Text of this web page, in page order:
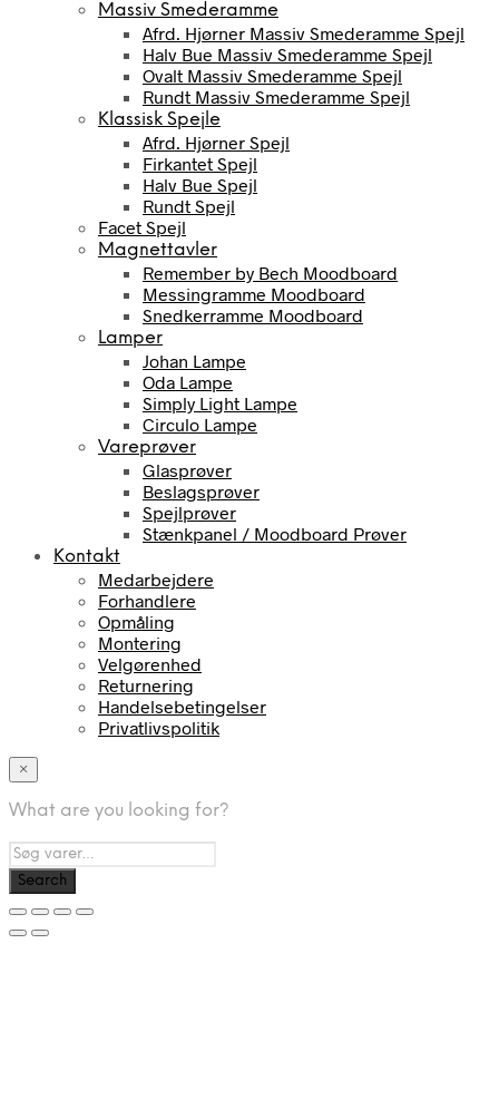
Massiv Smederamme
Afrd. Hjørner Massiv Smederamme Spejl
Halv Bue Massiv Smederamme Spejl
Ovalt Massiv Smederamme Spejl
Rundt Massiv Smederamme Spejl
Klassisk Spejle
Afrd. Hjørner Spejl
Firkantet Spejl
Halv Bue Spejl
Rundt Spejl
Facet Spejl
Magnettavler
Remember by Bech Moodboard
Messingramme Moodboard
Snedkerramme Moodboard
Lamper
Johan Lampe
Oda Lampe
Simply Light Lampe
Circulo Lampe
Vareprøver
Glasprøver
Beslagsprøver
Spejlprøver
Stænkpanel / Moodboard Prøver
Kontakt
Medarbejdere
Forhandlere
Opmåling
Montering
Velgørenhed
Returnering
Handelsebetingelser
Privatlivspolitik
×
What are you looking for?